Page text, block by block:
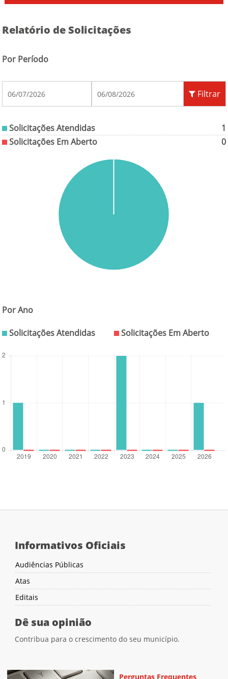
Relatório de Solicitações
Por Período
Filtrar
Solicitações Atendidas
1
Solicitações Em Aberto
0
Por Ano
Solicitações Atendidas Solicitações Em Aberto
Informativos Oficiais
Audiências Públicas
Atas
Editais
Dê sua opinião
Contribua para o crescimento do seu município.
Perguntas Frequentes